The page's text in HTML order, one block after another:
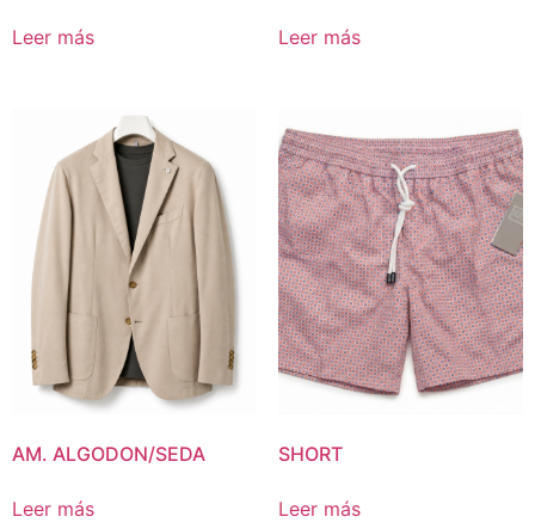
Leer más Leer más
AM. ALGODON/SEDA
Leer más
SHORT
Leer más